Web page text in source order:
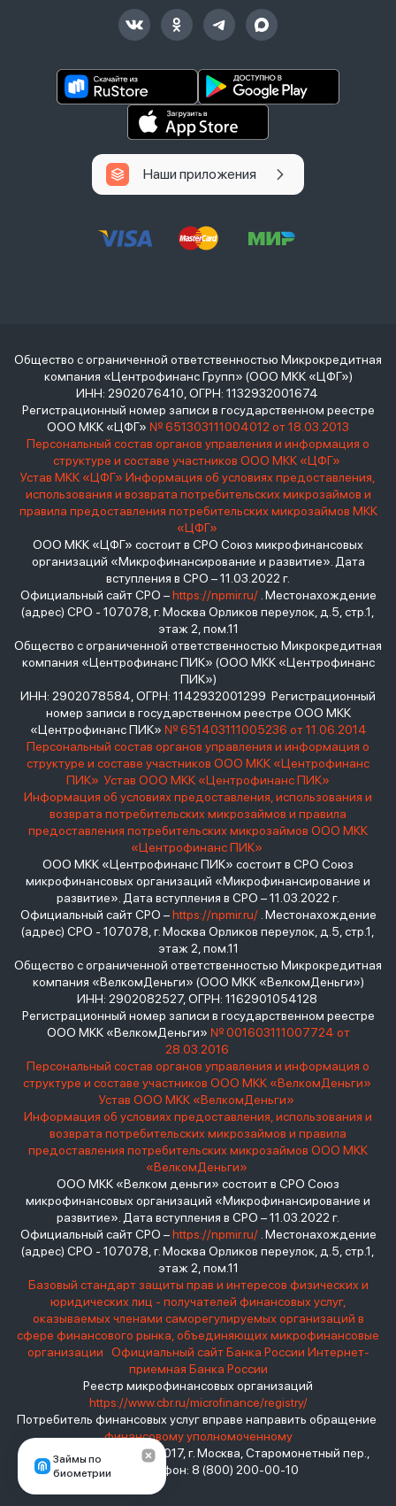
Займы по
биометрии
Наши приложения
Общество с ограниченной ответственностью Микрокредитная
компания «Центрофинанс Групп» (ООО МКК «ЦФГ»)
ИНН: 2902076410, ОГРН: 1132932001674
Регистрационный номер записи в государственном реестре
ООО МКК «ЦФГ» № 651303111004012 от 18.03.2013
Персональный состав органов управления и информация о
структуре и составе участников ООО МКК «ЦФГ»
Устав МКК «ЦФГ» Информация об условиях предоставления,
использования и возврата потребительских микрозаймов и
правила предоставления потребительских микрозаймов МКК
«ЦФГ»
ООО МКК «ЦФГ» состоит в СРО Союз микрофинансовых
организаций «Микрофинансирование и развитие». Дата
вступления в СРО – 11.03.2022 г.
Официальный сайт СРО –https://npmir.ru/. Местонахождение
(адрес) СРО - 107078, г. Москва Орликов переулок, д.5, стр.1,
этаж 2, пом.11
Общество с ограниченной ответственностью Микрокредитная
компания «Центрофинанс ПИК» (ООО МКК «Центрофинанс
ПИК»)
ИНН: 2902078584, ОГРН: 1142932001299 Регистрационный
номер записи в государственном реестре ООО МКК
«Центрофинанс ПИК» № 651403111005236 от 11.06.2014
Персональный состав органов управления и информация о
структуре и составе участников ООО МКК «Центрофинанс
ПИК» Устав ООО МКК «Центрофинанс ПИК»
Информация об условиях предоставления, использования и
возврата потребительских микрозаймов и правила
предоставления потребительских микрозаймов ООО МКК
«Центрофинанс ПИК»
ООО МКК «Центрофинанс ПИК» состоит в СРО Союз
микрофинансовых организаций «Микрофинансирование и
развитие». Дата вступления в СРО – 11.03.2022 г.
Официальный сайт СРО –https://npmir.ru/. Местонахождение
(адрес) СРО - 107078, г. Москва Орликов переулок, д.5, стр.1,
этаж 2, пом.11
Общество с ограниченной ответственностью Микрокредитная
компания «ВелкомДеньги» (ООО МКК «ВелкомДеньги»)
ИНН: 2902082527, ОГРН: 1162901054128
Регистрационный номер записи в государственном реестре
ООО МКК «ВелкомДеньги» № 001603111007724 от
28.03.2016
Персональный состав органов управления и информация о
структуре и составе участников ООО МКК «ВелкомДеньги»
Устав ООО МКК «ВелкомДеньги»
Информация об условиях предоставления, использования и
возврата потребительских микрозаймов и правила
предоставления потребительских микрозаймов ООО МКК
«ВелкомДеньги»
ООО МКК «Велком деньги» состоит в СРО Союз
микрофинансовых организаций «Микрофинансирование и
развитие». Дата вступления в СРО – 11.03.2022 г.
Официальный сайт СРО –https://npmir.ru/. Местонахождение
(адрес) СРО - 107078, г. Москва Орликов переулок, д.5, стр.1,
этаж 2, пом.11
Базовый стандарт защиты прав и интересов физических и
юридических лиц - получателей финансовых услуг,
оказываемых членами саморегулируемых организаций в
сфере финансового рынка, объединяющих микрофинансовые
организации
Официальный сайт Банка России Интернет-
приемная Банка России
Реестр микрофинансовых организаций
https://www.cbr.ru/microfinance/registry/
Потребитель финансовых услуг вправе направить обращение
финансовому уполномоченному
Место нахождения: 119017, г. Москва, Старомонетный пер.,
дом 3 Телефон: 8 (800) 200-00-10
взять займ - <a href="https://viruchay.ru">выручай</a> -